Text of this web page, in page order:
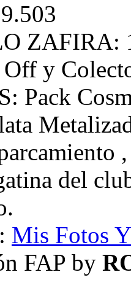
ZAFIRA:
y
Pack
del
Mis Fotos
FAP by